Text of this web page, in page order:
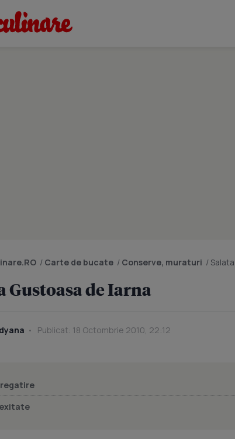
/ Carte de bucate / Conserve, muraturi /
Gustoasa de Iarna
dyana Publicat: 18 Octombrie 2010, 22:12